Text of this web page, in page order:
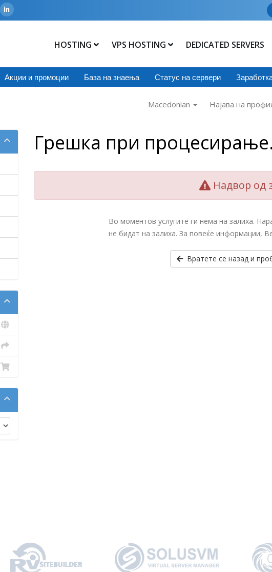
HOSTING VPS HOSTING DEDICATED SERVERS
Акции и промоции База на знаења Статус на сервери
Macedonian Најава на
Грешка при
Надвор од
Во моментов услугите ги нема на залиха.
не бидат на залиха. За повеќе информации,
Вратете се назад и